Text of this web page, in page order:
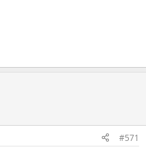
#571